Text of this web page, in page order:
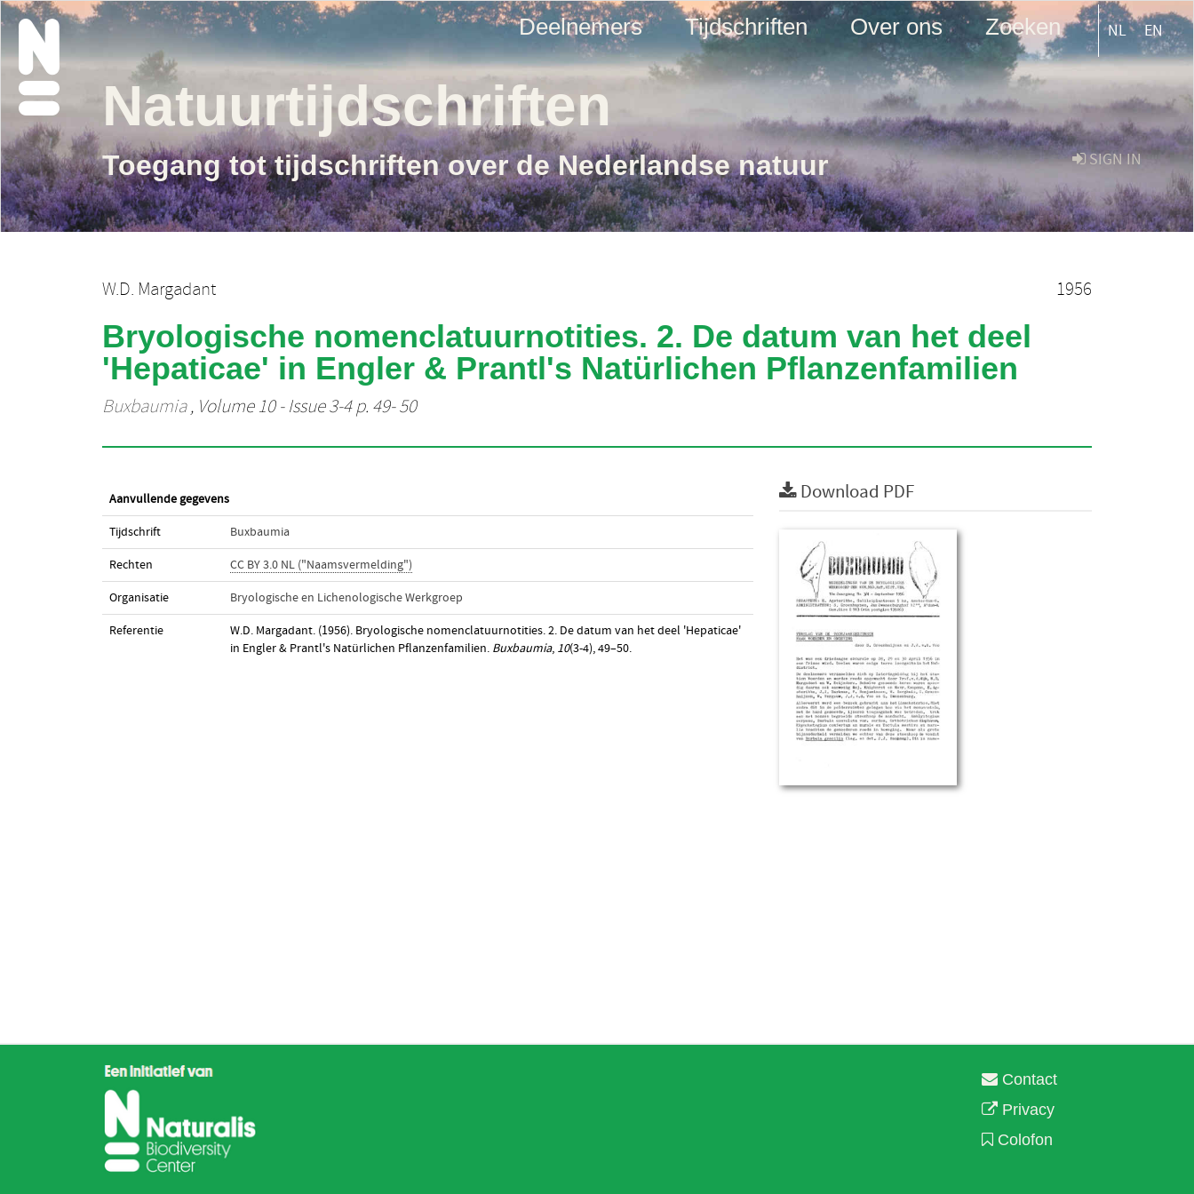
Deelnemers Tijdschriften Over ons Zoeken NL EN
SIGN IN
Natuurtijdschriften
Toegang tot tijdschriften over de Nederlandse natuur
W.D. Margadant 1956
Bryologische nomenclatuurnotities. 2. De datum van het deel
'Hepaticae' in Engler & Prantl's Natürlichen Pflanzenfamilien
Buxbaumia, Volume 10 - Issue 3-4 p. 49- 50
Aanvullende gegevens
Tijdschrift Buxbaumia
Rechten CC BY 3.0 NL ("Naamsvermelding")
Organisatie Bryologische en Lichenologische Werkgroep
Referentie
W.D. Margadant. (1956). Bryologische nomenclatuurnotities. 2. De datum van het deel 'Hepaticae'
in Engler & Prantl's Natürlichen Pflanzenfamilien. Buxbaumia, 10(3-4), 49–50.
Download PDF
Contact
Privacy
Colofon